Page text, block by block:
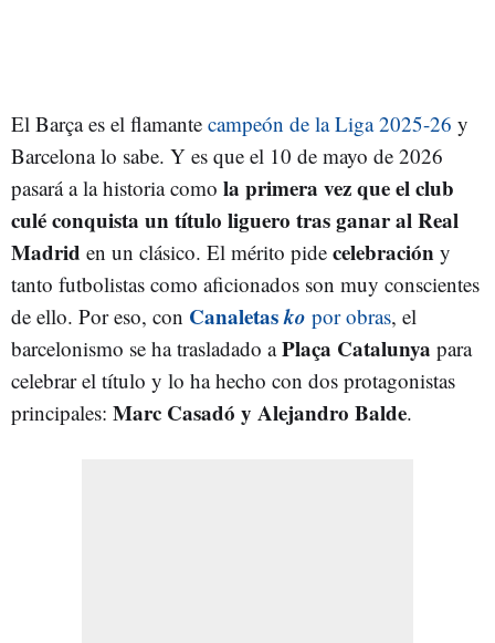
El Barça es el flamante campeón de la Liga 2025-26 y
Barcelona lo sabe. Y es que el 10 de mayo de 2026
pasará a la historia como la primera vez que el club
culé conquista un título liguero tras ganar al Real
Madrid en un clásico. El mérito pide celebración y
tanto futbolistas como aficionados son muy conscientes
de ello. Por eso, con Canaletasko por obras, el
barcelonismo se ha trasladado aPlaça Catalunya para
celebrar el título y lo ha hecho con dos protagonistas
principales: Marc Casadó y Alejandro Balde.